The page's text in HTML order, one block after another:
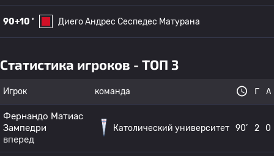
90+10 ' Диего Андрес Сеспедес Матурана
Статистика игроков - ТОП 3
Игрок команда Г А
Фернандо Матиас
Зампедри
вперед
Католический университет 90’ 2 0